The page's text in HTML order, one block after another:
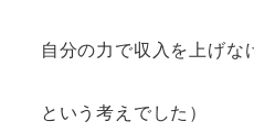
自分の力で収入を上げな
という考えでした）